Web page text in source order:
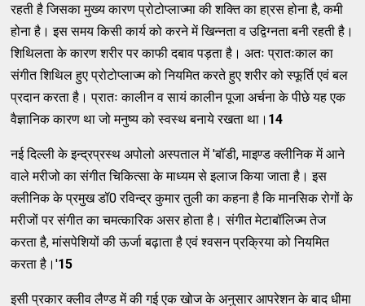
रहती है जिसका मुख्य कारण प्रोटोप्लाज्मा की शक्ति का हा्रस होना है, कमी
होना है। इस समय किसी कार्य को करने में खिन्नता व उद्विग्नता बनी रहती है।
शिथिलता के कारण शरीर पर काफी दबाव पड़ता है। अतः प्रातःकाल का
संगीत शिथिल हुए प्रोटोप्लाज्म को नियमित करते हुए शरीर को स्फूर्ति एवं बल
प्रदान करता है। प्रातः कालीन व सायं कालीन पूजा अर्चना के पीछे यह एक
वैज्ञानिक कारण था जो मनुष्य को स्वस्थ बनाये रखता था। 14
नई दिल्ली के इन्द्रप्रस्थ अपोलो अस्पताल में 'बॉडी, माइण्ड क्लीनिक में आने
वाले मरीजो का संगीत चिकित्सा के माध्यम से इलाज किया जाता है। इस
क्लीनिक के प्रमुख डॉ0 रविन्द्र कुमार तुली का कहना है कि मानसिक रोगों के
मरीजों पर संगीत का चमत्कारिक असर होता है। संगीत मेटाबॉलिज्म तेज
करता है, मांसपेशियों की ऊर्जा बढ़ाता है एवं श्वसन प्रक्रिया को नियमित
करता है।'15
इसी प्रकार क्लीव लैण्ड में की गई एक खोज के अनुसार आपरेशन के बाद धीमा